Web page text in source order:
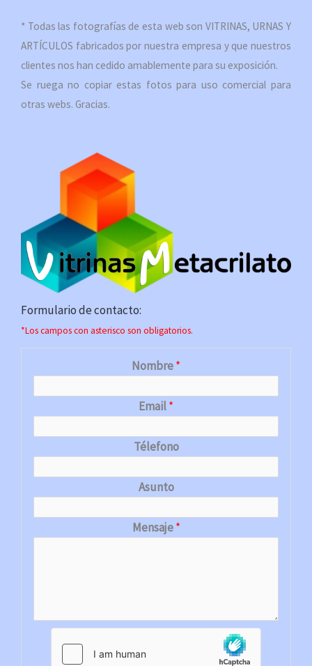
* Todas las fotografías de esta web son VITRINAS, URNAS Y
ARTÍCULOS fabricados por nuestra empresa y que nuestros
clientes nos han cedido amablemente para su exposición.
Se ruega no copiar estas fotos para uso comercial para
otras webs. Gracias.
Formulario de contacto:
*Los campos con asterisco son obligatorios.
Nombre*
Email*
Télefono
Asunto
Mensaje*